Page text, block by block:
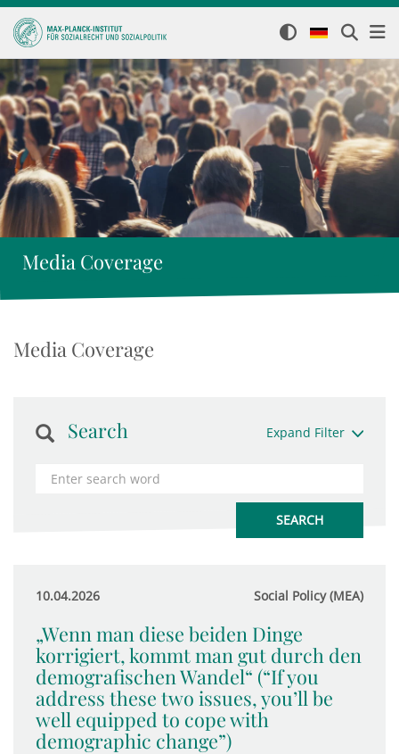
Media Coverage
Media Coverage
Search Expand Filter
10.04.2026 Social Policy (MEA)
„Wenn man diese beiden Dinge
korrigiert, kommt man gut durch den
demografischen Wandel“ (“If you
address these two issues, you’ll be
well equipped to cope with
demographic change”)